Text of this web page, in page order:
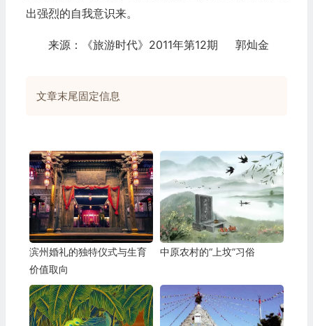
出强烈的自我意识来。
来源：《旅游时代》2011年第12期 郭灿金
文章末尾固定信息
滨州婚礼的独特仪式与生育
价值取向
中原农村的“上坟”习俗